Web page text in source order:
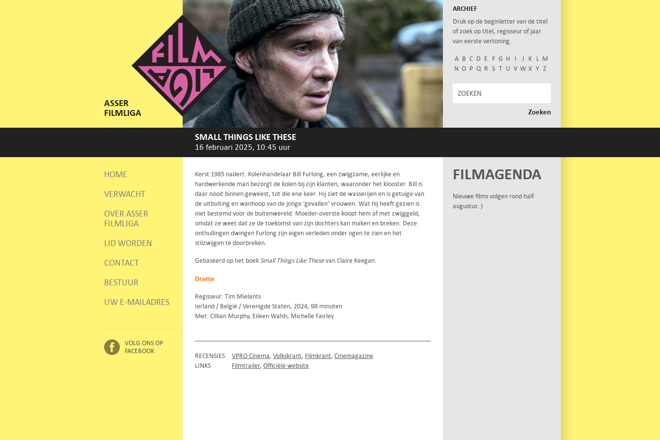
ASSER
FILMLIGA
ARCHIEF
Druk op de beginletter van de titel
of zoek op titel, regisseur of jaar
van eerste vertoning.
A B C D E F G H I J K L M
N O P Q R S T U V W X Y Z
SMALL THINGS LIKE THESE
16 februari 2025, 10:45 uur
HOME
VERWACHT
OVER ASSER
FILMLIGA
LID WORDEN
CONTACT
BESTUUR
UW E-MAILADRES
VOLG ONS OP
FACEBOOK
Kerst 1985 nadert. Kolenhandelaar Bill Furlong, een zwijgzame, eerlijke en
hardwerkende man bezorgt de kolen bij zijn klanten, waaronder het klooster. Bill is
daar nooit binnen geweest, tot die ene keer. Hij ziet de wasserijen en is getuige van
de uitbuiting en wanhoop van de jonge ‘gevallen’ vrouwen. Wat hij heeft gezien is
niet bestemd voor de buitenwereld. Moeder-overste koopt hem af met zwijggeld,
omdat ze weet dat ze de toekomst van zijn dochters kan maken en breken. Deze
onthullingen dwingen Furlong zijn eigen verleden onder ogen te zien en het
stilzwijgen te doorbreken.
Gebaseerd op het boekSmall Things Like Thesevan Claire Keegan.
Drama
Regisseur: Tim Mielants
Ierland / België / Verenigde Staten, 2024, 98 minuten
Met: Cillian Murphy, Eileen Walsh, Michelle Fairley
RECENSIES VPRO Cinema Volkskrant Filmkrant Cinemagazine
LINKS
Filmtrailer Officiële website
FILMAGENDA
Nieuwe films volgen rond half
augustus :)